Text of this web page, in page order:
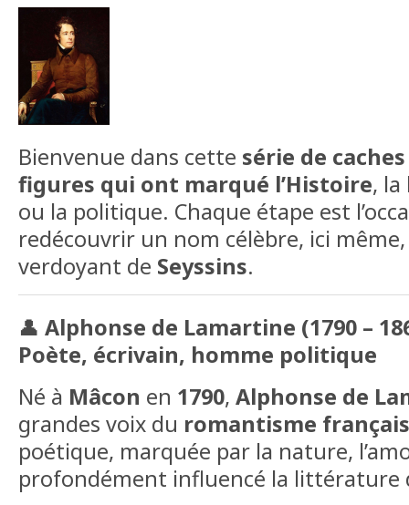
Bienvenue dans cette série de
figures qui ont marqué l’Histoire,
ou la politique. Chaque étape est
redécouvrir un nom célèbre, ici
verdoyant de Seyssins.
👤 Alphonse de Lamartine (1790 –
Poète, écrivain, homme politique
Né à Mâcon en 1790, Alphonse de
grandes voix du romantisme français
poétique, marquée par la nature,
profondément influencé la littérature